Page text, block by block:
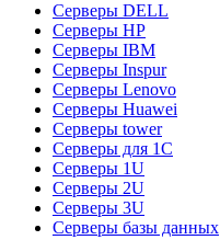
Серверы DELL
Серверы HP
Серверы IBM
Серверы Inspur
Серверы Lenovo
Серверы Huawei
Серверы tower
Серверы для 1C
Серверы 1U
Серверы 2U
Серверы 3U
Серверы базы данных